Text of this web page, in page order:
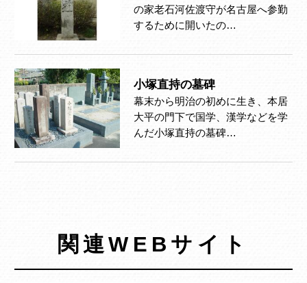
の家老石河佐渡守が名古屋へ参勤
するために開いたの…
小塚直持の墓碑
幕末から明治の初めに生き、本居
大平の門下で国学、漢学などを学
んだ小塚直持の墓碑…
関連WEBサイト